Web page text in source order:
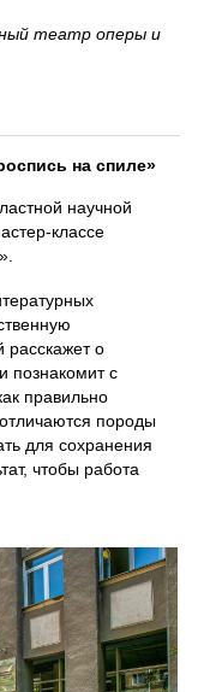
театр оперы и
на спиле»
научной
классе
о
познакомит с
правильно
породы
для сохранения
чтобы работа